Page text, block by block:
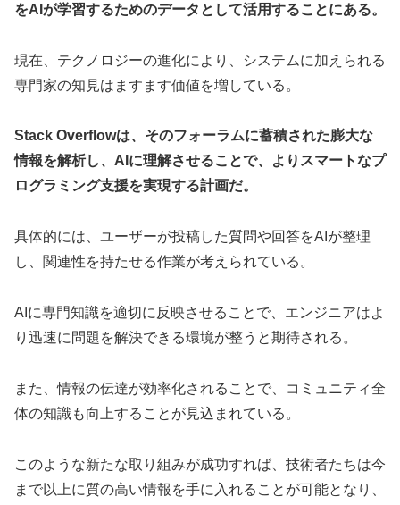
をAIが学習するためのデータとして活用することにある。
現在、テクノロジーの進化により、システムに加えられる
専門家の知見はますます価値を増している。
Stack Overflowは、そのフォーラムに蓄積された膨大な
情報を解析し、AIに理解させることで、よりスマートなプ
ログラミング支援を実現する計画だ。
具体的には、ユーザーが投稿した質問や回答をAIが整理
し、関連性を持たせる作業が考えられている。
AIに専門知識を適切に反映させることで、エンジニアはよ
り迅速に問題を解決できる環境が整うと期待される。
また、情報の伝達が効率化されることで、コミュニティ全
体の知識も向上することが見込まれている。
このような新たな取り組みが成功すれば、技術者たちは今
まで以上に質の高い情報を手に入れることが可能となり、